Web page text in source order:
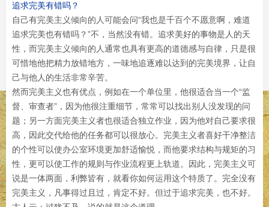
追求完美有错吗？
自己有完美主义倾向的人可能会问“我也是千百个不愿意啊，难道
追求完美也有错吗？”不，当然没有错。追求美好的事物是人的天
性，而完美主义倾向的人通常也具有更高的道德感与自律，只是很
可惜地他把精力放错地方，一味地追逐难以达到的完美境界，让自
己与他人的生活非常辛苦。
然而完美主义也有优点，例如在一个单位里，他很适合当一个“监
督、审查者”，因为他很注重细节，常常可以找出别人没发现的问
题；另一方面完美主义者也很适合独立作业，因为他对自己要求很
高，因此交代给他的任务都可以很放心。完美主义者喜好干净整洁
的个性可以使办公室环境更加舒适愉悦，而他要求结构与规矩的习
性，更可以使工作的规则与作业流程更上轨道。因此，完美主义可
说是一体两面，利弊皆有，就看你如何运用这个特质了。完全没有
完美主义，凡事得过且过，肯定不好。但过于追求完美，也不好。